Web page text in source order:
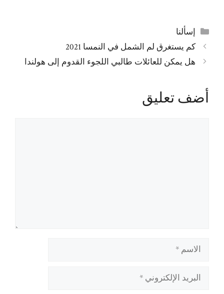
التصنيفات
إسألنا
كم يستغرق لم الشمل في النمسا 2021
هل يمكن للعائلات طالبي اللجوء القدوم إلى هولندا
أضف تعليق
الاسم
البريد
الإلكتروني